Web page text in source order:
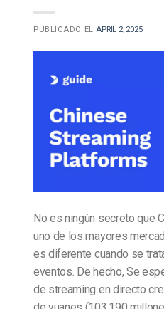
PUBLICADO ELAPRIL 2, 2025
No es ningún secreto que
uno de los mayores
es diferente cuando se
eventos. De hecho, Se
de streaming en directo